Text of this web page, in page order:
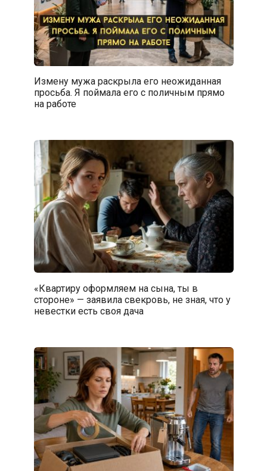
Измену мужа раскрыла его неожиданная
просьба. Я поймала его с поличным прямо
на работе
«Квартиру оформляем на сына, ты в
стороне» — заявила свекровь, не зная, что у
невестки есть своя дача